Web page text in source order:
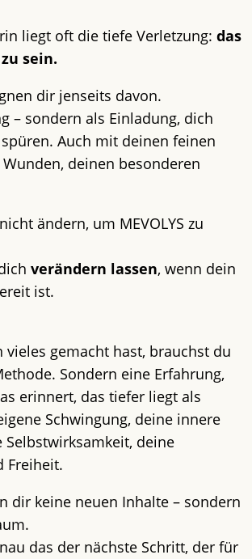
liegt oft die tiefe Verletzung: das
sein.
dir jenseits davon.
– sondern als Einladung, dich
Auch mit deinen feinen
deinen besonderen
ändern, um MEVOLYS zu
verändern lassen, wenn dein
ist.
vieles gemacht hast, brauchst du
Sondern eine Erfahrung,
erinnert, das tiefer liegt als
Schwingung, deine innere
Selbstwirksamkeit, deine
Freiheit.
dir keine neuen Inhalte – sondern
das der nächste Schritt, der für